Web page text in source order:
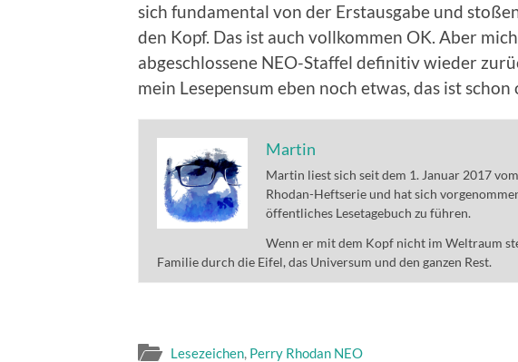
sich fundamental von der Erstausgabe und
den Kopf. Das ist auch vollkommen OK. Aber
abgeschlossene NEO-Staffel definitiv wieder
mein Lesepensum eben noch etwas, das ist schon
Martin
Martin liest sich seit dem 1. Januar 2017
Rhodan-Heftserie und hat sich
öffentliches Lesetagebuch zu führen.
Wenn er mit dem Kopf nicht im Weltraum
Familie durch die Eifel, das Universum und den ganzen Rest.
Lesezeichen, Perry Rhodan NEO